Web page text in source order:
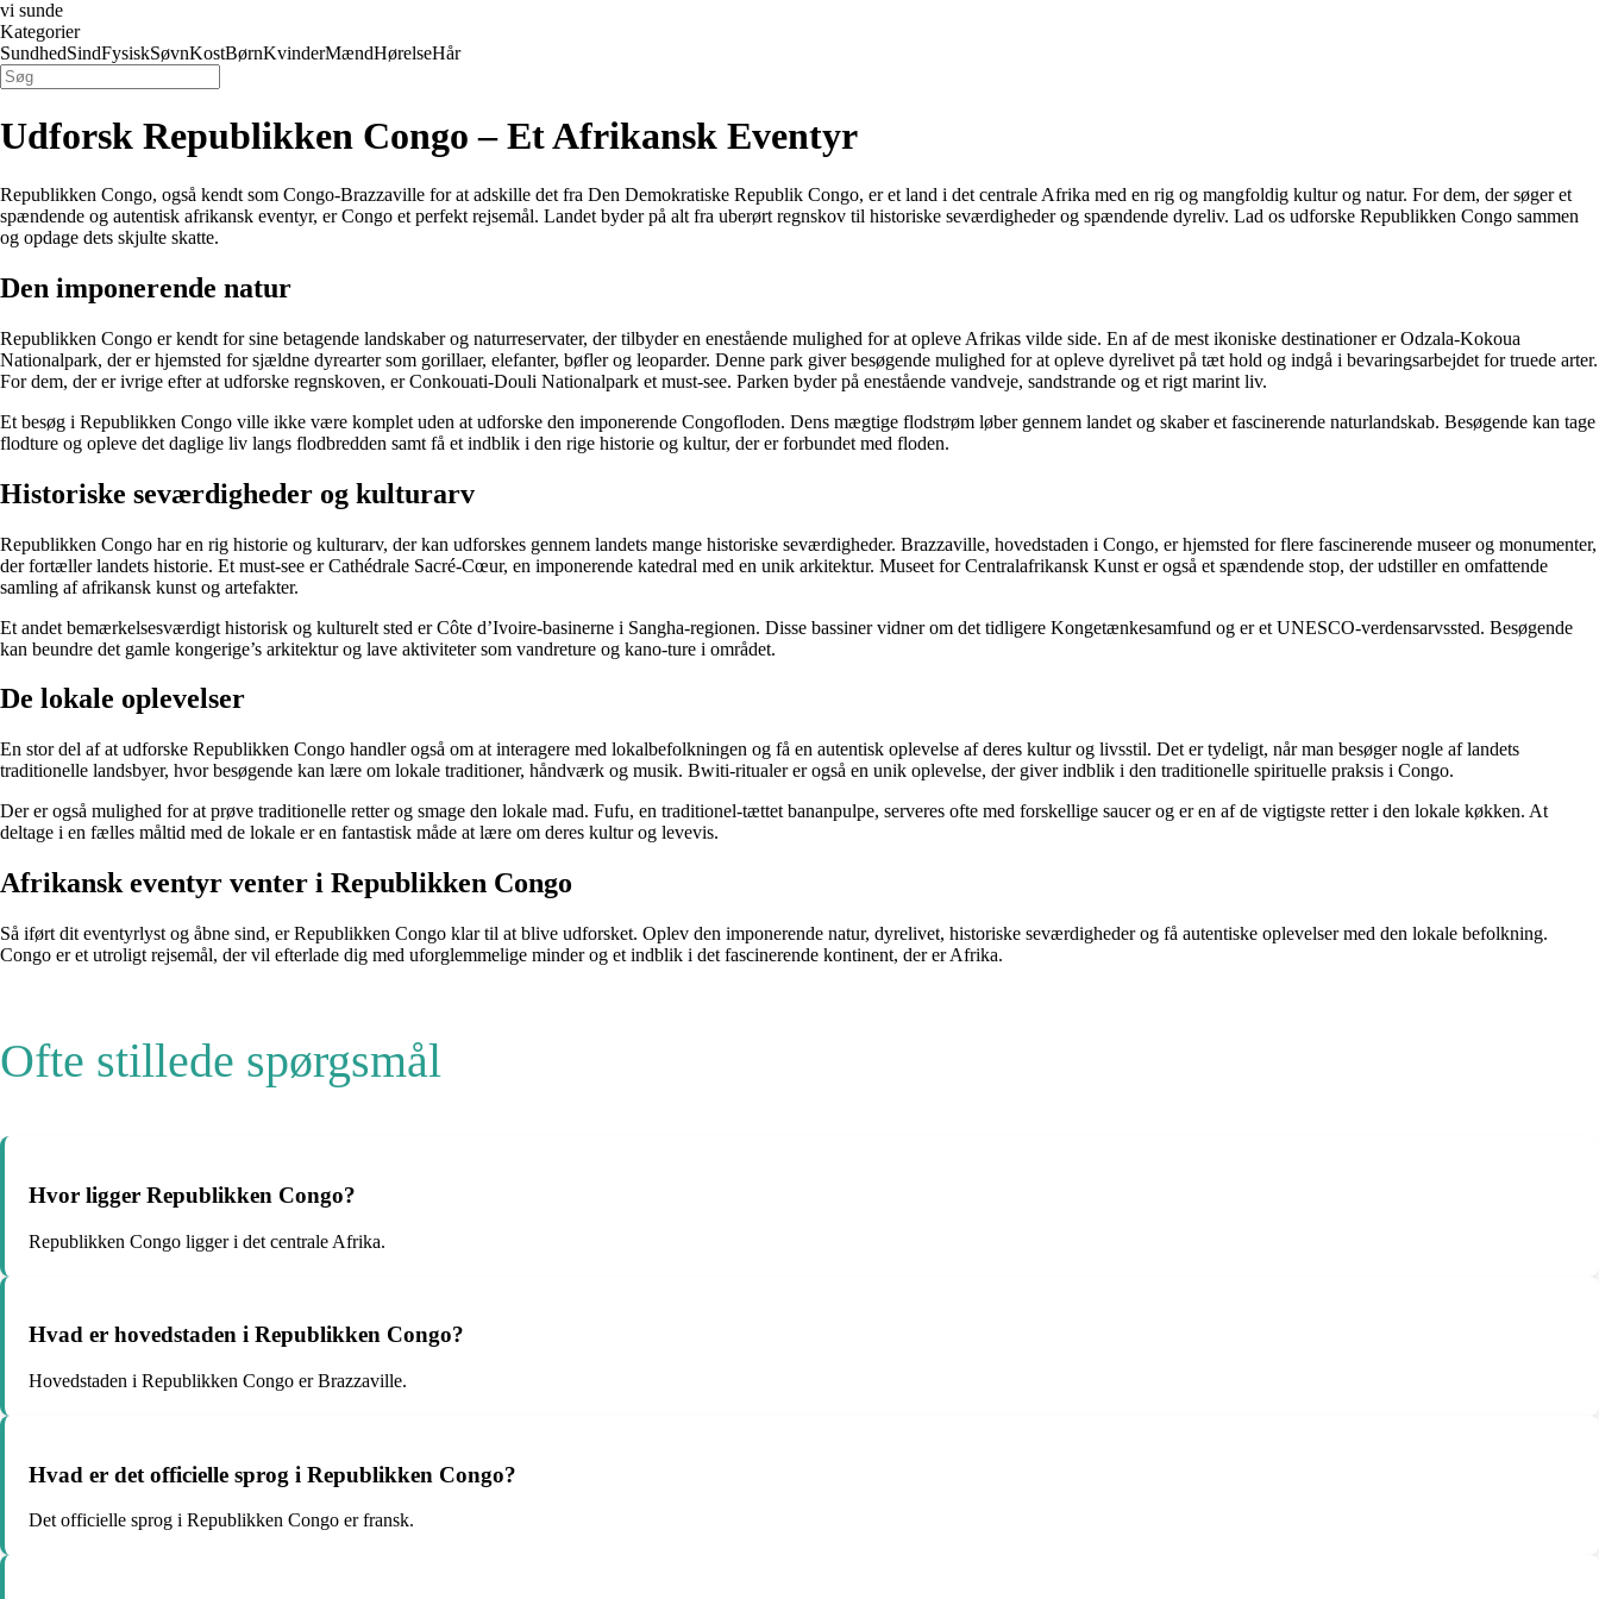
vi sunde
Kategorier
SundhedSindFysiskSøvnKostBørnKvinderMændHørelseHår
Udforsk Republikken Congo – Et Afrikansk Eventyr
Republikken Congo, også kendt som Congo-Brazzaville for at adskille det fra Den Demokratiske Republik Congo, er et land i det centrale Afrika med en rig og mangfoldig kultur og natur. For dem, der søger et
spændende og autentisk afrikansk eventyr, er Congo et perfekt rejsemål. Landet byder på alt fra uberørt regnskov til historiske seværdigheder og spændende dyreliv. Lad os udforske Republikken Congo sammen
og opdage dets skjulte skatte.
Den imponerende natur
Republikken Congo er kendt for sine betagende landskaber og naturreservater, der tilbyder en enestående mulighed for at opleve Afrikas vilde side. En af de mest ikoniske destinationer er Odzala-Kokoua
Nationalpark, der er hjemsted for sjældne dyrearter som gorillaer, elefanter, bøfler og leoparder. Denne park giver besøgende mulighed for at opleve dyrelivet på tæt hold og indgå i bevaringsarbejdet for truede arter.
For dem, der er ivrige efter at udforske regnskoven, er Conkouati-Douli Nationalpark et must-see. Parken byder på enestående vandveje, sandstrande og et rigt marint liv.
Et besøg i Republikken Congo ville ikke være komplet uden at udforske den imponerende Congofloden. Dens mægtige flodstrøm løber gennem landet og skaber et fascinerende naturlandskab. Besøgende kan tage
flodture og opleve det daglige liv langs flodbredden samt få et indblik i den rige historie og kultur, der er forbundet med floden.
Historiske seværdigheder og kulturarv
Republikken Congo har en rig historie og kulturarv, der kan udforskes gennem landets mange historiske seværdigheder. Brazzaville, hovedstaden i Congo, er hjemsted for flere fascinerende museer og monumenter,
der fortæller landets historie. Et must-see er Cathédrale Sacré-Cœur, en imponerende katedral med en unik arkitektur. Museet for Centralafrikansk Kunst er også et spændende stop, der udstiller en omfattende
samling af afrikansk kunst og artefakter.
Et andet bemærkelsesværdigt historisk og kulturelt sted er Côte d’Ivoire-basinerne i Sangha-regionen. Disse bassiner vidner om det tidligere Kongetænkesamfund og er et UNESCO-verdensarvssted. Besøgende
kan beundre det gamle kongerige’s arkitektur og lave aktiviteter som vandreture og kano-ture i området.
De lokale oplevelser
En stor del af at udforske Republikken Congo handler også om at interagere med lokalbefolkningen og få en autentisk oplevelse af deres kultur og livsstil. Det er tydeligt, når man besøger nogle af landets
traditionelle landsbyer, hvor besøgende kan lære om lokale traditioner, håndværk og musik. Bwiti-ritualer er også en unik oplevelse, der giver indblik i den traditionelle spirituelle praksis i Congo.
Der er også mulighed for at prøve traditionelle retter og smage den lokale mad. Fufu, en traditionel-tættet bananpulpe, serveres ofte med forskellige saucer og er en af de vigtigste retter i den lokale køkken. At
deltage i en fælles måltid med de lokale er en fantastisk måde at lære om deres kultur og levevis.
Afrikansk eventyr venter i Republikken Congo
Så iført dit eventyrlyst og åbne sind, er Republikken Congo klar til at blive udforsket. Oplev den imponerende natur, dyrelivet, historiske seværdigheder og få autentiske oplevelser med den lokale befolkning.
Congo er et utroligt rejsemål, der vil efterlade dig med uforglemmelige minder og et indblik i det fascinerende kontinent, der er Afrika.
Ofte stillede spørgsmål
Hvor ligger Republikken Congo?
Republikken Congo ligger i det centrale Afrika.
Hvad er hovedstaden i Republikken Congo?
Hovedstaden i Republikken Congo er Brazzaville.
Hvad er det officielle sprog i Republikken Congo?
Det officielle sprog i Republikken Congo er fransk.